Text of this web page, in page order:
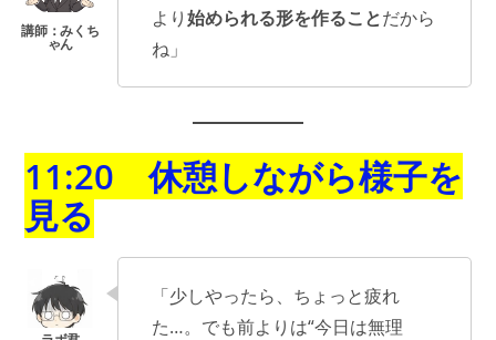
より始められる形を作ることだから
ね」
11:20 休憩しながら様子を
見る
「少しやったら、ちょっと疲れ
た…。でも前よりは“今日は無理